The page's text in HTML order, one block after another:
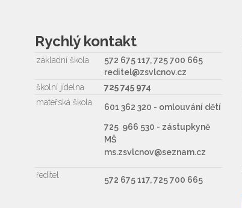
Rychlý kontakt
základní škola
572 675 117, 725 700 665
reditel@zsvlcnov.cz
školní jídelna
725 745 974
mateřská škola
601 362 320 - omlouvání dětí
725 966 530 - zástupkyně
MŠ
ms.zsvlcnov@seznam.cz
ředitel 572 675 117, 725 700 665